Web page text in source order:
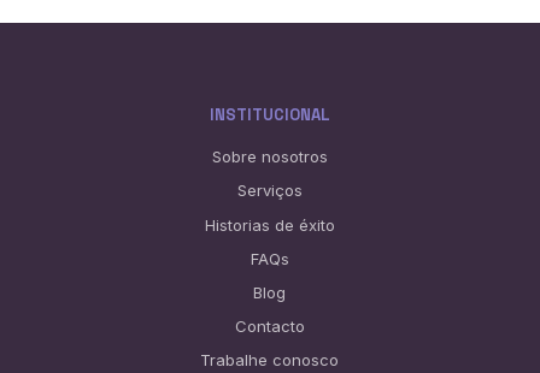
INSTITUCIONAL
Sobre nosotros
Serviços
Historias de éxito
FAQs
Blog
Contacto
Trabalhe conosco